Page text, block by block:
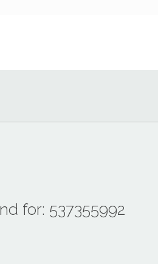
for: 537355992